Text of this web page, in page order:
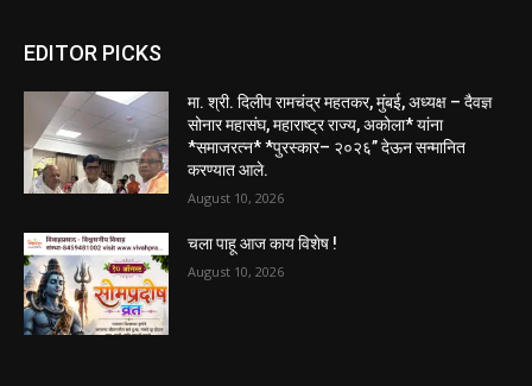
EDITOR PICKS
मा. श्री. दिलीप रामचंद्र महतकर, मुंबई, अध्यक्ष – दैवज्ञ
सोनार महासंघ, महाराष्ट्र राज्य, अकोला* यांना
*समाजरत्न* *पुरस्कार– २०२६” देऊन सन्मानित
करण्यात आले.
August 10, 2026
चला पाहू आज काय विशेष !
August 10, 2026